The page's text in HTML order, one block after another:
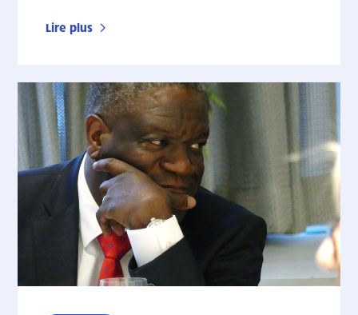
Lire plus